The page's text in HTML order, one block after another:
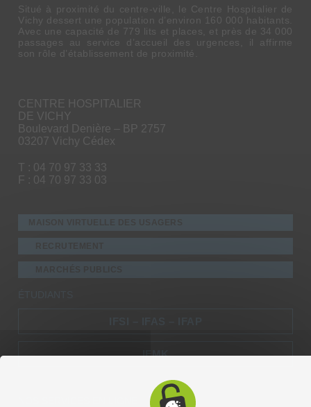
Situé à proximité du centre-ville, le Centre Hospitalier de
Vichy dessert une population d’environ 160 000 habitants.
Avec une capacité de 779 lits et places, et près de 34 000
passages au service d’accueil des urgences, il affirme
son rôle d’établissement de proximité.
CENTRE HOSPITALIER
DE VICHY
Boulevard Denière – BP 2757
03207 Vichy Cédex
T : 04 70 97 33 33
F : 04 70 97 33 03
IFMK